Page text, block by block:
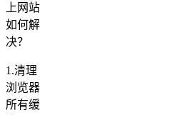
上网站
如何解
决？
1.清理
浏览器
所有缓